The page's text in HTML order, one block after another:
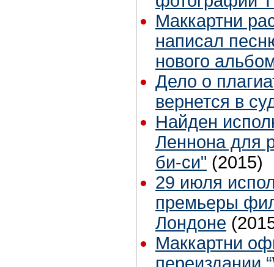
Маккартни
написал
нового
Дело о
вернется в
Найден
Леннона для
би-си" (2015)
29 июля
премьеры
Лондоне
Маккартни